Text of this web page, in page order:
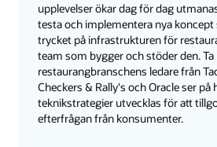
upplevelser ökar dag för dag
testa och implementera nya
trycket på infrastrukturen för
team som bygger och stöder den. Ta
restaurangbranschens ledare från
Checkers & Rally's och Oracle ser
teknikstrategier utvecklas för att
efterfrågan från konsumenter.